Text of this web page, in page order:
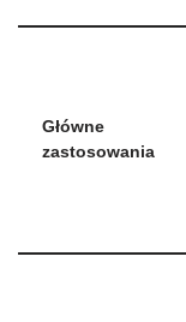
Główne
zastosowania